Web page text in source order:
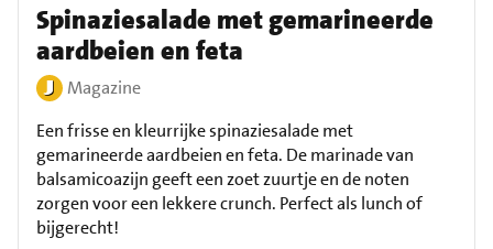
Spinaziesalade met gemarineerde
aardbeien en feta
Magazine
Een frisse en kleurrijke spinaziesalade met
gemarineerde aardbeien en feta. De marinade van
balsamicoazijn geeft een zoet zuurtje en de noten
zorgen voor een lekkere crunch. Perfect als lunch of
bijgerecht!